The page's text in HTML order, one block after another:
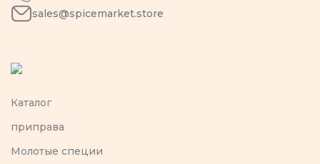
sales@spicemarket.store
Каталог
приправа
Молотые специи